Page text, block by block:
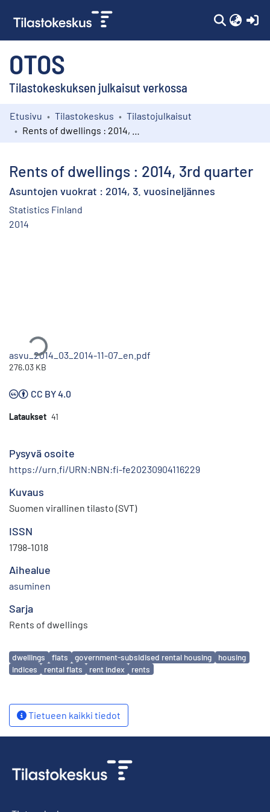
OTOS
Tilastokeskuksen julkaisut verkossa
Kokoelmat
Etusivu Tilastokeskus
Tilastojulkaisut
Rents of dwellings : 2014, 3rd quarter
Asuntojen vuokrat : 2014, 3. vuosineljännes
Statistics Finland
2014
Ladataan...
asvu_2014_03_2014-11-07_en.pdf
276.03 KB
CC BY 4.0
Lataukset 41
Pysyvä osoite
https://urn.fi/URN:NBN:fi-fe20230904116229
Kuvaus
Suomen virallinen tilasto (SVT)
ISSN
1798-1018
Aihealue
asuminen
Sarja
Rents of dwellings
Avainsanat
dwellings flats government-subsidised rental housing
housing
indices
rental flats rent index rents
Tietueen kaikki tiedot